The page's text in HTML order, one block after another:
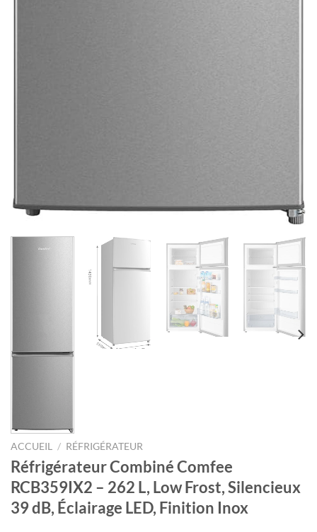
ACCUEIL / RÉFRIGÉRATEUR
Réfrigérateur Combiné Comfee
RCB359IX2 – 262 L, Low Frost, Silencieux
39 dB, Éclairage LED, Finition Inox